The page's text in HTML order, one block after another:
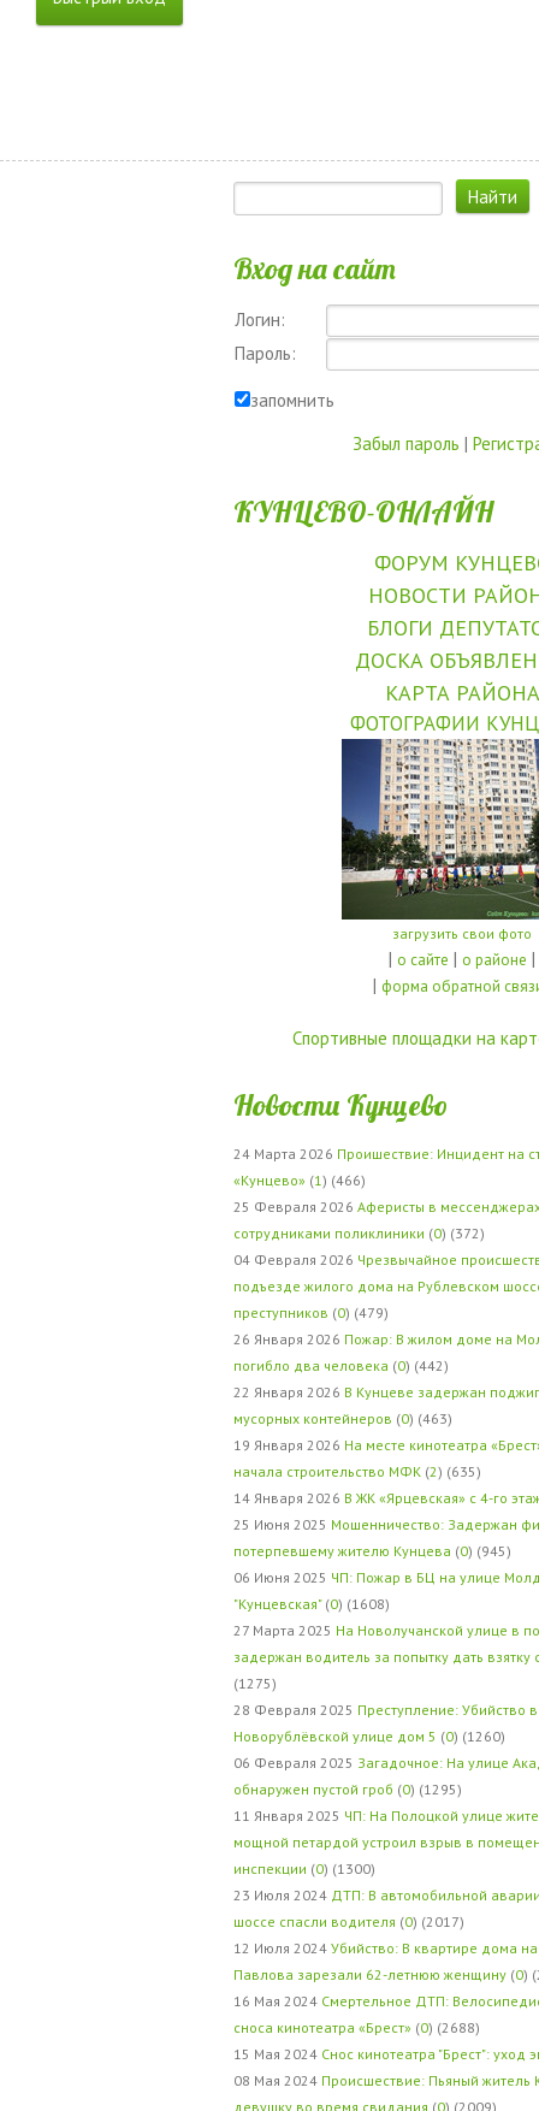
Вход на сайт
Логин:
Пароль:
запомнить
Забыл пароль |
КУНЦЕВО-ОНЛАЙН
ФОРУМ
НОВОСТИ
БЛОГИ
ДОСКА
КАРТА РАЙОНА
ФОТОГРАФИИ
загрузить свои фото
| о сайте | о районе |
| форма обратной
Спортивные площадки на
Новости Кунцево
24 Марта 2026 Проишествие: Инцидент на
«Кунцево» (1 ) (466)
25 Февраля 2026 Аферисты в
сотрудниками поликлиники (0) (372)
04 Февраля 2026 Чрезвычайное
подъезде жилого дома на Рублевском
преступников (0) (479)
26 Января 2026 Пожар: В жилом доме на
погибло два человека (0) (442)
22 Января 2026 В Кунцеве задержан
мусорных контейнеров (0) (463)
19 Января 2026 На месте кинотеатра
начала строительство МФК (2) (635)
14 Января 2026 В ЖК «Ярцевская» с 4-го
25 Июня 2025 Мошенничество: Задержан
потерпевшему жителю Кунцева (0) (945)
06 Июня 2025 ЧП: Пожар в БЦ на улице
"Кунцевская" (0) (1608)
27 Марта 2025 На Новолучанской улице в
задержан водитель за попытку дать
(1275)
28 Февраля 2025 Преступление: Убийство
Новорублёвской улице дом 5 (0) (1260)
06 Февраля 2025 Загадочное: На улице
обнаружен пустой гроб (0) (1295)
11 Января 2025 ЧП: На Полоцкой улице
мощной петардой устроил взрыв в
инспекции (0) (1300)
23 Июля 2024 ДТП: В автомобильной
шоссе спасли водителя (0) (2017)
12 Июля 2024 Убийство: В квартире дома
Павлова зарезали 62-летнюю женщину (0)
16 Мая 2024 Смертельное ДТП:
сноса кинотеатра «Брест» (0) (2688)
15 Мая 2024 Снос кинотеатра "Брест": уход
08 Мая 2024 Происшествие: Пьяный житель
девушку во время свидания (0) (2009)